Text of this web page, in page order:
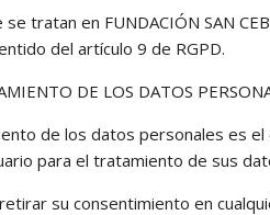
tratan en FUNDACIÓN SAN
del artículo 9 de RGPD.
DE LOS DATOS
de los datos personales es
para el tratamiento de sus
su consentimiento en